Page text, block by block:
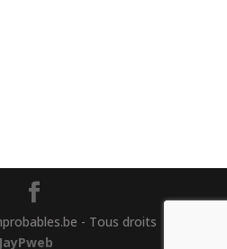
- Tous droits
JayPweb